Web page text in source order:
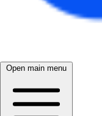
Open main menu